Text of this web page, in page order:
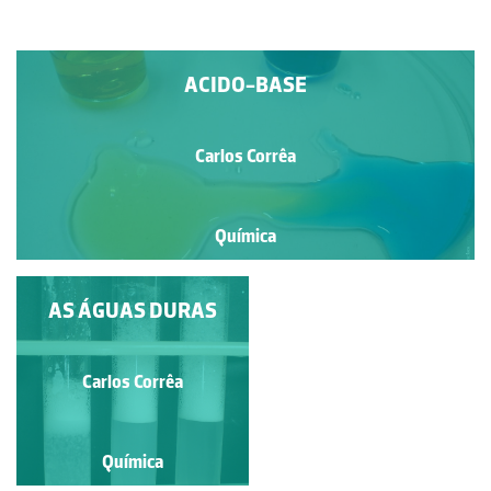
ACIDO-BASE
Carlos Corrêa
Química
PRATA SOBRE COBRE
Carlos Corrêa
Química
AS ÁGUAS DURAS
Carlos Corrêa
Química